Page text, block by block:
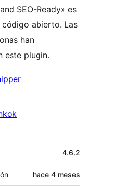
SEO-Ready» es
abierto. Las
han
este plugin.
4.6.2
hace 4 meses